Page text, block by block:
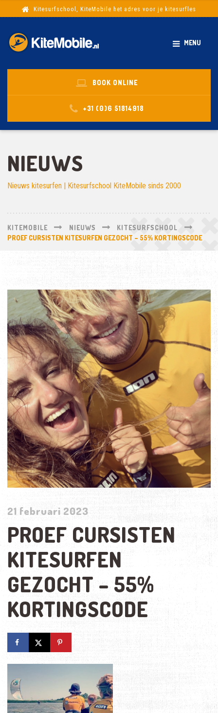
Kitesurfschool, KiteMobile het adres voor je kitesurfles
MENU
BOOK ONLINE
+31 (0)6 51814918
NIEUWS
Nieuws kitesurfen | Kitesurfschool KiteMobile sinds 2000
KITEMOBILE NIEUWS
KITESURFSCHOOL
PROEF CURSISTEN KITESURFEN GEZOCHT – 55% KORTINGSCODE
21 februari 2023
PROEF CURSISTEN
KITESURFEN
GEZOCHT – 55%
KORTINGSCODE